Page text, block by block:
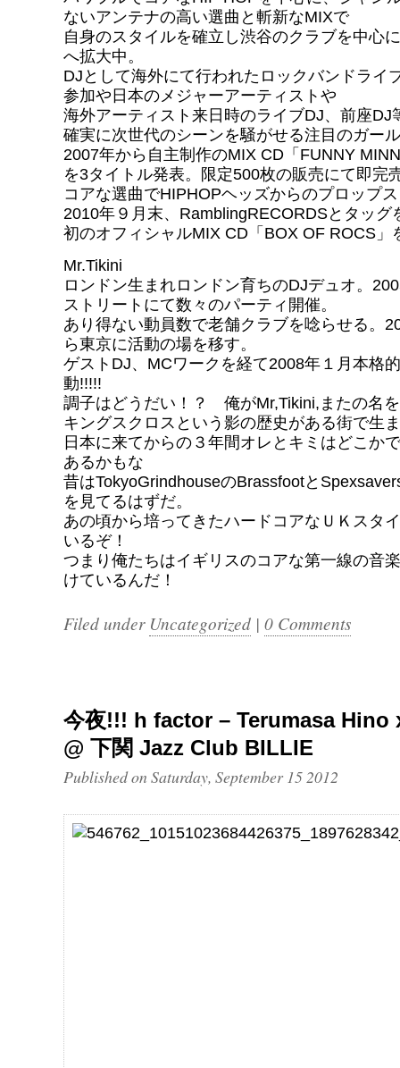
ないアンテナの高い選曲と斬新なMIXで
自身のスタイルを確立し渋谷のクラブを中心
へ拡大中。
DJとして海外にて行われたロックバンドライ
参加や日本のメジャーアーティストや
海外アーティスト来日時のライブDJ、前座DJ
確実に次世代のシーンを騒がせる注目のガー
2007年から自主制作のMIX CD「FUNNY
を3タイトル発表。限定500枚の販売にて即完
コアな選曲でHIPHOPヘッズからのプロップ
2010年９月末、RamblingRECORDSとタッグ
初のオフィシャルMIX CD「BOX OF ROCS」
Mr.Tikini
ロンドン生まれロンドン育ちのDJデュオ。
ストリートにて数々のパーティ開催。
あり得ない動員数で老舗クラブを唸らせる。
ら東京に活動の場を移す。
ゲストDJ、MCワークを経て2008年１月本格
動!!!!!
調子はどうだい！？ 俺がMr,Tikini,またの名
キングスクロスという影の歴史がある街で生
日本に来てからの３年間オレとキミはどこか
あるかもな
昔はTokyoGrindhouseのBrassfootと
を見てるはずだ。
あの頃から培ってきたハードコアなＵＫスタ
いるぞ！
つまり俺たちはイギリスのコアな第一線の音
けているんだ！
Filed under Uncategorized | 0 Comments
今夜!!! h factor – Terumasa Hino
@ 下関 Jazz Club BILLIE
Published on Saturday, September 15 2012